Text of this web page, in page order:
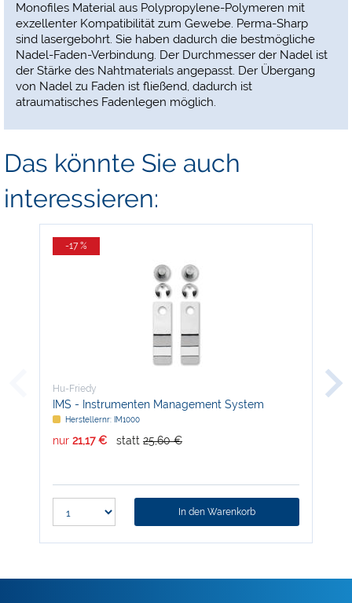
Monofiles Material aus Polypropylene-Polymeren mit
exzellenter Kompatibilität zum Gewebe. Perma-Sharp
sind lasergebohrt. Sie haben dadurch die bestmögliche
Nadel-Faden-Verbindung. Der Durchmesser der Nadel ist
der Stärke des Nahtmaterials angepasst. Der Übergang
von Nadel zu Faden ist fließend, dadurch ist
atraumatisches Fadenlegen möglich.
Das könnte Sie auch
interessieren:
-17 %
Hu-Friedy
IMS - Instrumenten Management System
Herstellernr: IM1000
nur 21,17 € statt 25,60 €
In den Warenkorb